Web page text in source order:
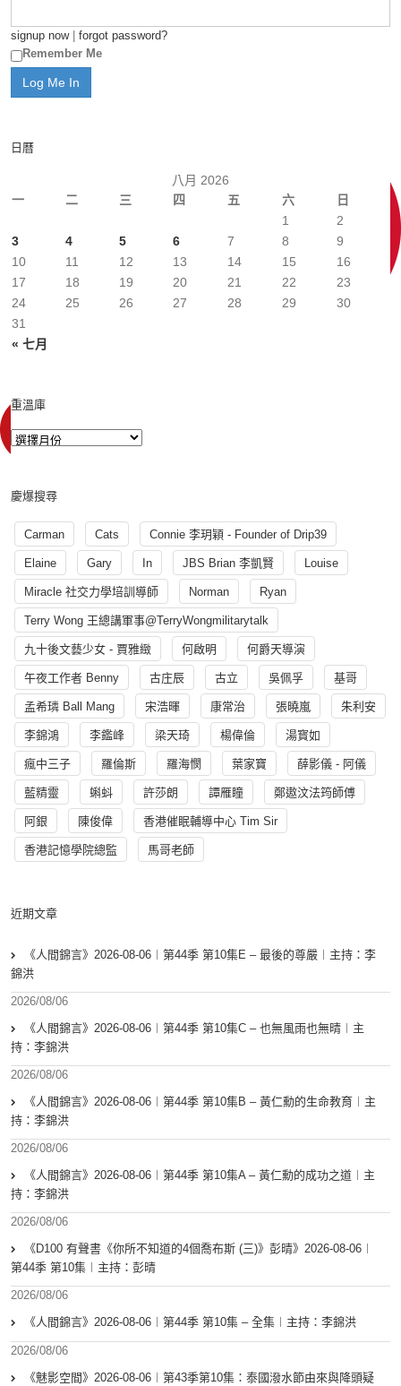
signup now| forgot password?
Remember Me
日曆
八月 2026
一
二 三 四 五 六 日
« 七月
1
2
3
4 5 6 7 8
9
10
11 12 13 14 15
16
17
18 19 20 21 22
23
24
25 26 27 28 29
30
31
重溫庫
慶爆搜尋
Carman Cats Connie 李玥穎 - Founder of Drip39
Elaine Gary In JBS Brian 李凱賢 Louise
Miracle 社交力學培訓導師 Norman Ryan
Terry Wong 王總講軍事@TerryWongmilitarytalk
九十後文藝少女 - 賈雅緻 何啟明 何爵天導演
午夜工作者 Benny 古庄辰 古立 吳佩孚 基哥
孟希璘 Ball Mang 宋浩暉 康常治 張曉嵐 朱利安
李錦鴻 李鑑峰 梁天琦 楊偉倫 湯寳如
瘋中三子 羅倫斯 羅海憫 葉家寶 薛影儀 - 阿儀
藍精靈 蝌蚪 許莎朗 譚雁瞳 鄭遨汶法筠師傅
阿銀 陳俊偉 香港催眠輔導中心 Tim Sir
香港記憶學院總監 馬哥老師
近期文章
《人間錦言》2026-08-06︱第44季 第10集E – 最後的尊嚴︱主持：李
錦洪
2026/08/06
《人間錦言》2026-08-06︱第44季 第10集C – 也無風雨也無晴︱主
持：李錦洪
2026/08/06
《人間錦言》2026-08-06︱第44季 第10集B – 黃仁勳的生命教育︱主
持：李錦洪
2026/08/06
《人間錦言》2026-08-06︱第44季 第10集A – 黃仁勳的成功之道︱主
持：李錦洪
2026/08/06
《D100 有聲書《你所不知道的4個喬布斯 (三)》彭晴》2026-08-06︱
第44季 第10集︱主持：彭晴
2026/08/06
《人間錦言》2026-08-06︱第44季 第10集 – 全集︱主持：李錦洪
2026/08/06
《魅影空間》2026-08-06︱第43季第10集：泰國潑水節由來與降頭疑